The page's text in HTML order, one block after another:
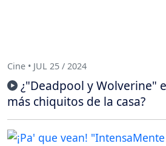
Cine • JUL 25 / 2024
¿"Deadpool y Wolverine"
más chiquitos de la casa?